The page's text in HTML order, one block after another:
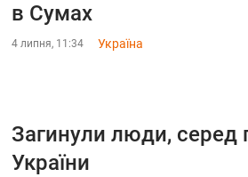
в Сумах
4 липня, 11:34 Україна
Загинули люди, серед
України